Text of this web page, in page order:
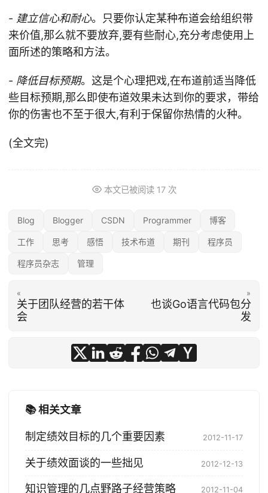
- 建立信心和耐心。只要你认定某种布道会给组织带
来价值,那么就不要放弃,要有些耐心,充分考虑使用上
面所述的策略和方法。
- 降低目标预期。这是个心理把戏,在布道前适当降低
些目标预期,那么即使布道效果未达到你的要求，带给
你的伤害也不至于很大,有利于保留你热情的火种。
(全文完)
本文已被阅读 17次
Blog Blogger CSDN Programmer 博客
工作 思考 感悟 技术布道 期刊 程序员
程序员杂志 管理
«
关于团队经营的若干体
会
»
也谈Go语言代码包分
发
📚 相关文章
制定绩效目标的几个重要因素 2012-11-17
关于绩效面谈的一些拙见 2012-12-13
知识管理的几点野路子经营策略 2012-11-04